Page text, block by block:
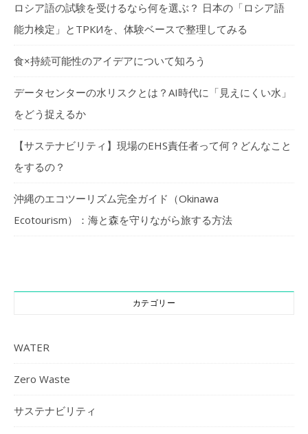
ロシア語の試験を受けるなら何を選ぶ？ 日本の「ロシア語
能力検定」とТРКИを、体験ベースで整理してみる
食×持続可能性のアイデアについて知ろう
データセンターの水リスクとは？AI時代に「見えにくい水」
をどう捉えるか
【サステナビリティ】現場のEHS責任者って何？どんなこと
をするの？
沖縄のエコツーリズム完全ガイド（Okinawa
Ecotourism）：海と森を守りながら旅する方法
カテゴリー
WATER
Zero Waste
サステナビリティ